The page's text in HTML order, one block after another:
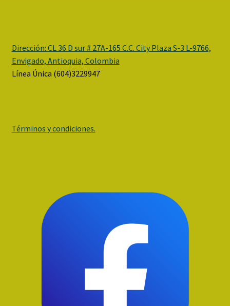
Dirección: CL 36 D sur # 27A-165 C.C. City Plaza S-3 L-9766,
Envigado, Antioquia, Colombia
Línea Única (604)3229947
Términos y condiciones.